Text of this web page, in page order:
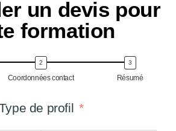
un devis pour
formation
Coordonnées contact Résumé
de profil